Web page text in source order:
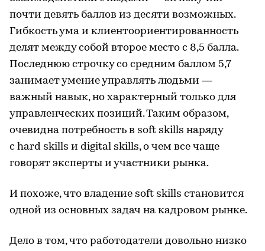
почти девять баллов из десяти возможных.
Гибкость ума и клиентоориентированность
делят между собой второе место с 8,5 балла.
Последнюю строчку со средним баллом 5,7
занимает умение управлять людьми —
важный навык, но характерный только для
управленческих позиций. Таким образом,
очевидна потребность в soft skills наряду
с hard skills и digital skills, о чем все чаще
говорят эксперты и участники рынка.
И похоже, что владение soft skills становится
одной из основных задач на кадровом рынке.
Дело в том, что работодатели довольно низко